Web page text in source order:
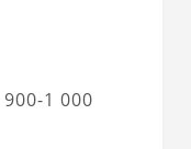
1 000